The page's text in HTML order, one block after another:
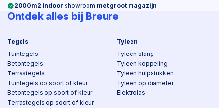
2000m2 indoor showroom met groot magazijn
Ontdek alles bij Breure
Tegels
Tuintegels
Betontegels
Terrastegels
Tuintegels op soort of kleur
Betontegels op soort of kleur
Terrastegels op soort of kleur
Tyleen
Tyleen slang
Tyleen koppeling
Tyleen hulpstukken
Tyleen op diameter
Elektrolas